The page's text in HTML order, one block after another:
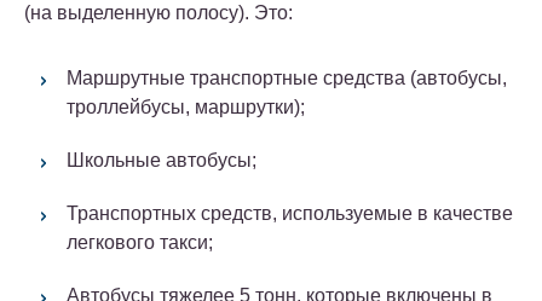
(на выделенную полосу). Это:
Маршрутные транспортные средства (автобусы,
троллейбусы, маршрутки);
Школьные автобусы;
Транспортных средств, используемые в качестве
легкового такси;
Автобусы тяжелее 5 тонн, которые включены в